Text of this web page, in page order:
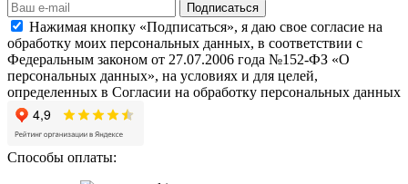
Подписаться
Нажимая кнопку «Подписаться», я даю свое согласие на
обработку моих персональных данных, в соответствии с
Федеральным законом от 27.07.2006 года №152-ФЗ «О
персональных данных», на условиях и для целей,
определенных в Согласии на обработку персональных данных
Способы оплаты: